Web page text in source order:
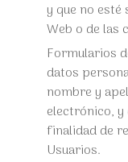
y que no
Web o de las
Formularios
datos
nombre y
electrónico,
finalidad de
Usuarios.